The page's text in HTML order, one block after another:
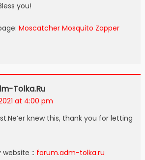
you!
Moscatcher Mosquito Zapper
Tolka.ru
at 4:00 pm
knew this, thank you for letting
website :: forum.adm-tolka.ru